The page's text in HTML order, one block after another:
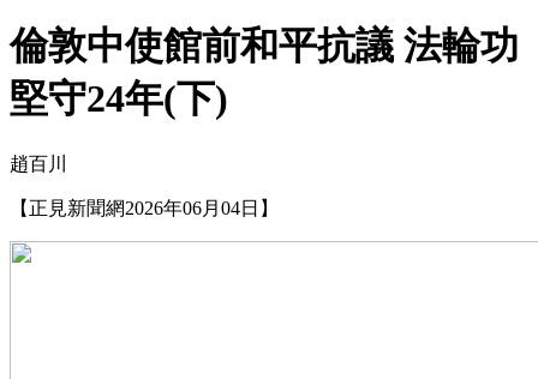
倫敦中使館前和平抗議 法輪功
堅守24年(下)
趙百川
【正見新聞網2026年06月04日】